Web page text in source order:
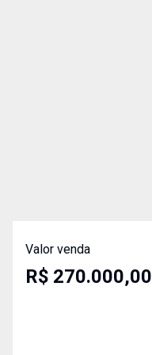
Valor venda
R$ 270.000,00